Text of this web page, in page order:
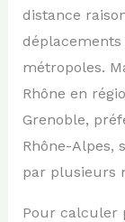
distance
métropoles.
Rhône en
Grenoble,
Rhône-Alpes,
par plusieurs
Pour calculer